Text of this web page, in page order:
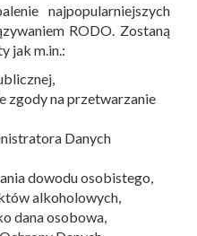
najpopularniejszych
RODO. Zostaną
jak m.in.:
zgody na przetwarzanie
Danych
dowodu osobistego,
alkoholowych,
dana osobowa,